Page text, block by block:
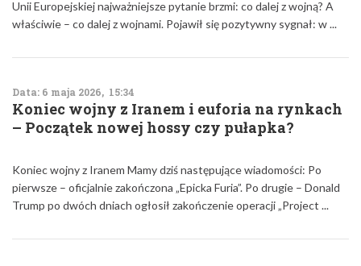
Unii Europejskiej najważniejsze pytanie brzmi: co dalej z wojną? A
właściwie – co dalej z wojnami. Pojawił się pozytywny sygnał: w ...
Data: 6 maja 2026, 15:34
Koniec wojny z Iranem i euforia na rynkach
– Początek nowej hossy czy pułapka?
Koniec wojny z Iranem Mamy dziś następujące wiadomości: Po
pierwsze – oficjalnie zakończona „Epicka Furia”. Po drugie – Donald
Trump po dwóch dniach ogłosił zakończenie operacji „Project ...